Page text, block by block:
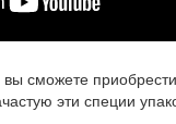
сможете
эти специи